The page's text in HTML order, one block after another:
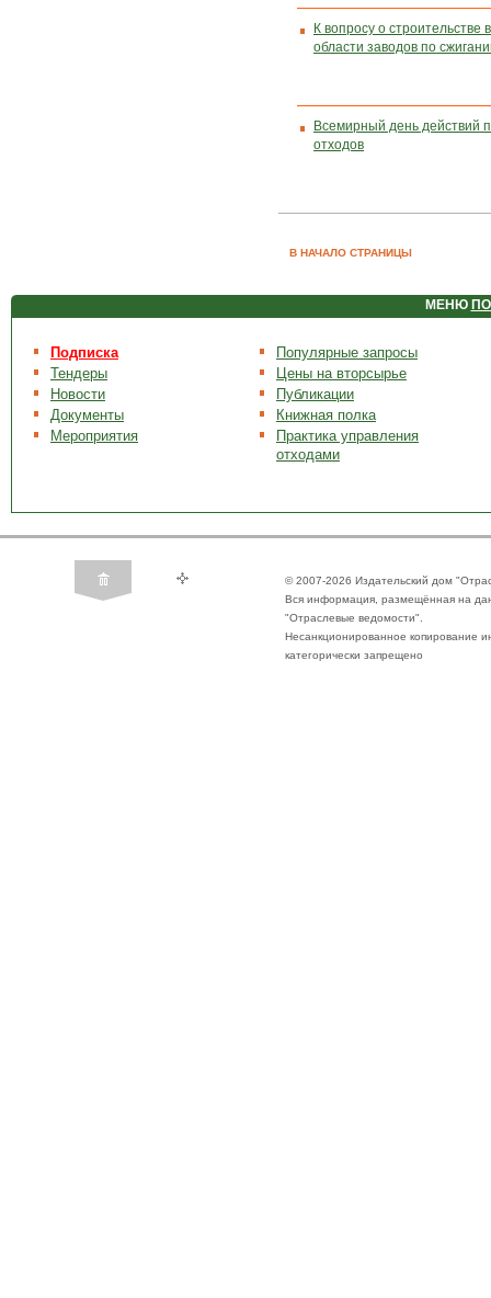
К вопросу о строительстве
области заводов по
Всемирный день действий
отходов
В НАЧАЛО СТРАНИЦЫ
МЕНЮ
Подписка
Тендеры
Новости
Документы
Мероприятия
Популярные запросы
Цены на вторсырье
Публикации
Книжная полка
Практика управления
отходами
© 2007-2026 Издательский дом
Вся информация, размещённая на
"Отраслевые ведомости".
Несанкционированное копирование
категорически запрещено